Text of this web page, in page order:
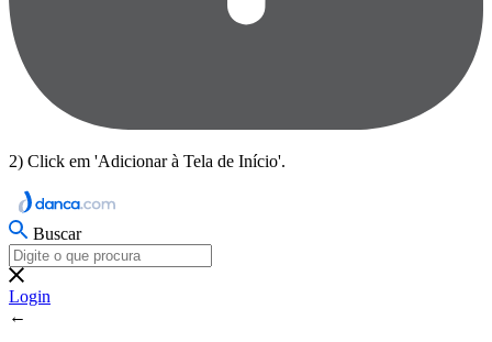
2) Click em 'Adicionar à Tela de Início'.
Buscar
Login
←